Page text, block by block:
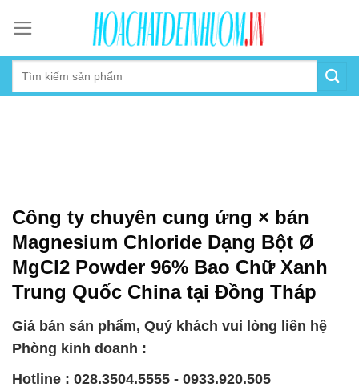
content
Công ty chuyên cung ứng × bán
Magnesium Chloride Dạng Bột Ø
MgCl2 Powder 96% Bao Chữ Xanh
Trung Quốc China tại Đồng Tháp
Giá bán sản phẩm, Quý khách vui lòng liên hệ
Phòng kinh doanh :
Hotline : 028.3504.5555 - 0933.920.505